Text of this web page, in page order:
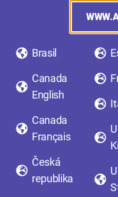
Brasil
Canada
English
Canada
Français
Česká
republika